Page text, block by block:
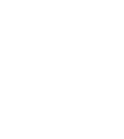
tahu
di sini!